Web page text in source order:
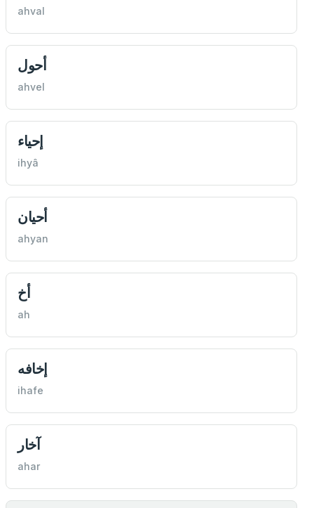
ahval
أحول
ahvel
إحياء
ihyâ
أحيان
ahyan
أخ
ah
إخافه
ihafe
آخار
ahar